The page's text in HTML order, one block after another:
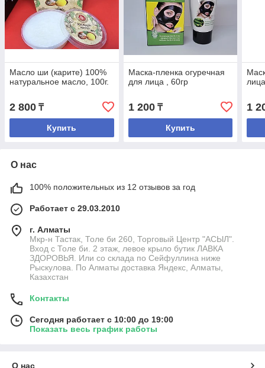
Масло ши (карите) 100%
натуральное масло, 100г.
2 800 ₸
Купить
Маска-пленка огуречная
для лица , 60гр
1 200₸
Купить
1
О нас
100% положительных из 12 отзывов за год
Работает с 29.03.2010
г. Алматы
Мкр-н Тастак, Толе би 260, Торговый Центр "АСЫЛ".
Вход с Толе би. 2 этаж, левое крыло бутик ЛАВКА
ЗДОРОВЬЯ. Или со склада по Сейфуллина ниже
Рыскулова. По Алматы доставка Яндекс, Алматы,
Казахстан
Контакты
Сегодня работает с 10:00 до 19:00
Показать весь график работы
О нас